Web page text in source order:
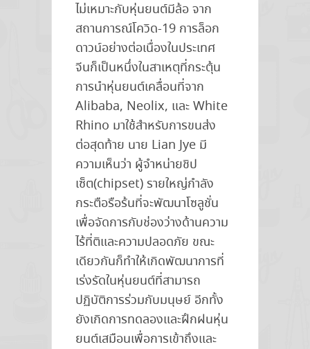
ไม่เหมาะกับหุ่นยนต์มีล้อ จาก
สถานการณ์โควิด-19 การล็อก
ดาวน์อย่างต่อเนื่องในประเทศ
จีนก็เป็นหนึ่งในสาเหตุที่กระตุ้น
การนำหุ่นยนต์เคลื่อนที่จาก
Alibaba, Neolix, และ White
Rhino มาใช้สำหรับการขนส่ง
ต่อสุดท้าย นาย Lian Jye มี
ความเห็นว่า ผู้จำหน่ายชิป
เซ็ต(chipset) รายใหญ่กำลัง
กระตือรือร้นที่จะพัฒนาโซลูชั่น
เพื่อจัดการกับช่องว่างด้านความ
ไร้ที่ติและความปลอดภัย ขณะ
เดียวกันก็ทำให้เกิดพัฒนาการที่
เร่งรัดในหุ่นยนต์ที่สามารถ
ปฏิบัติการร่วมกับมนุษย์ อีกทั้ง
ยังเกิดการทดลองและฝึกฝนหุ่น
ยนต์เสมือนเพื่อการเข้าถึงและ